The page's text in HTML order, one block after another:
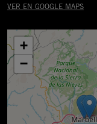
VER EN GOOGLE MAPS
+
−